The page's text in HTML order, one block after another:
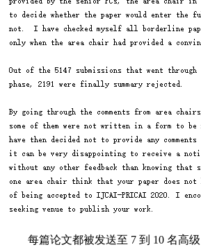
每篇论文都被发送至 7 到 10 名高级